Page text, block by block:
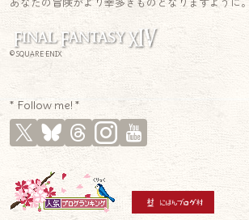
あなたの冒険がより幸多きものとなりますように。
© SQUARE ENIX
* Follow me! *